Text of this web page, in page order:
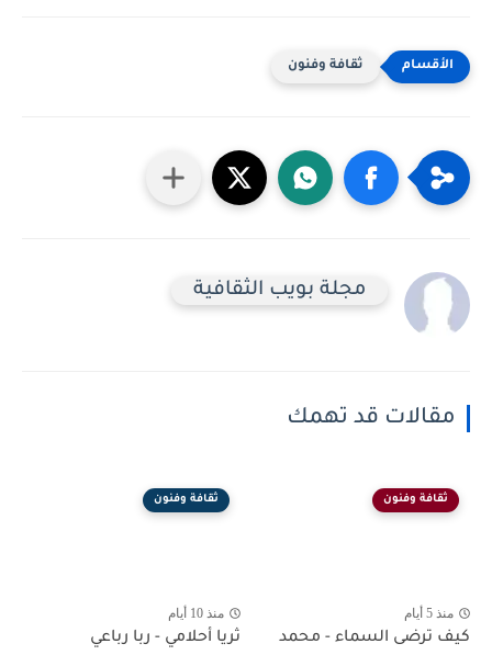
ثقافة وفنون
مجلة بويب الثقافية
مقالات قد تهمك
ثقافة وفنون
منذ 5 أيام
كيف ترضى السماء - محمد
ثقافة وفنون
منذ 10 أيام
ثريا أحلامي - ربا رباعي